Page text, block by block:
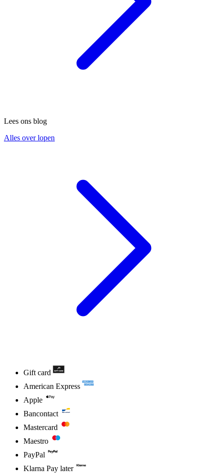
Lees ons blog
Alles over lopen
Gift card
American Express
Apple
Bancontact
Mastercard
Maestro
PayPal
Klarna Pay later